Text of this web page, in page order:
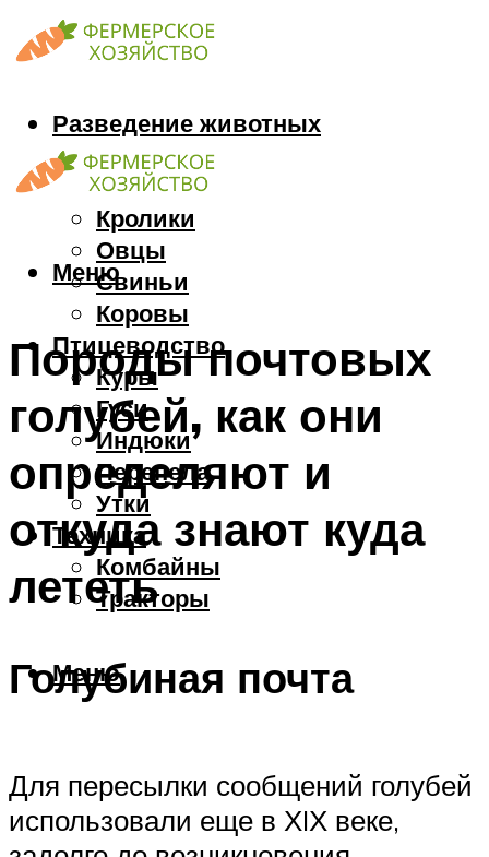
Разведение животных
Козы
Кони
Кролики
Овцы
Свиньи
Коровы
Птицеводство
Куры
Гуси
Индюки
Перепела
Утки
Техника
Комбайны
Тракторы
Меню
Меню
Породы почтовых
голубей, как они
определяют и
откуда знают куда
лететь
Голубиная почта
Для пересылки сообщений голубей
использовали еще в ХIХ веке,